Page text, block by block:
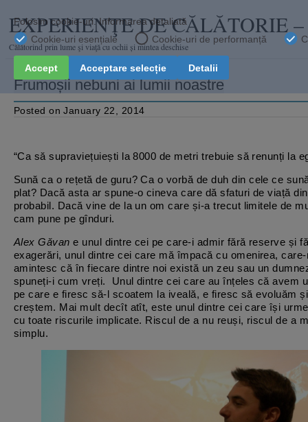
EXPERIENŢE DE CĂLĂTORIE
Călătorind prin lume şi viaţă cu ochii și mintea deschise
Frumoșii nebuni ai lumii noastre
Posted on January 22, 2014
“Ca să supraviețuiești la 8000 de metri trebuie să renunți la
Sună ca o rețetă de guru? Ca o vorbă de duh din cele ce
plat? Dacă asta ar spune-o cineva care dă sfaturi de viață
probabil. Dacă vine de la un om care și-a trecut limitele de
cam pune pe gînduri.
Alex Găvan e unul dintre cei pe care-i admir fără reserve și
exagerări, unul dintre cei care mă împacă cu omenirea,
amintesc că în fiecare dintre noi există un zeu sau un
spuneți-i cum vreți. Unul dintre cei care au înțeles că avem
pe care e firesc să-l scoatem la iveală, e firesc să evoluăm
creștem. Mai mult decît atît, este unul dintre cei care își
cu toate riscurile implicate. Riscul de a nu reuși, riscul de a
simplu.